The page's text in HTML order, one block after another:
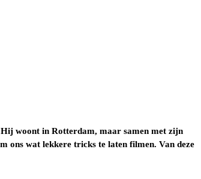
Hij woont in Rotterdam, maar samen met zijn
ons wat lekkere tricks te laten filmen. Van deze